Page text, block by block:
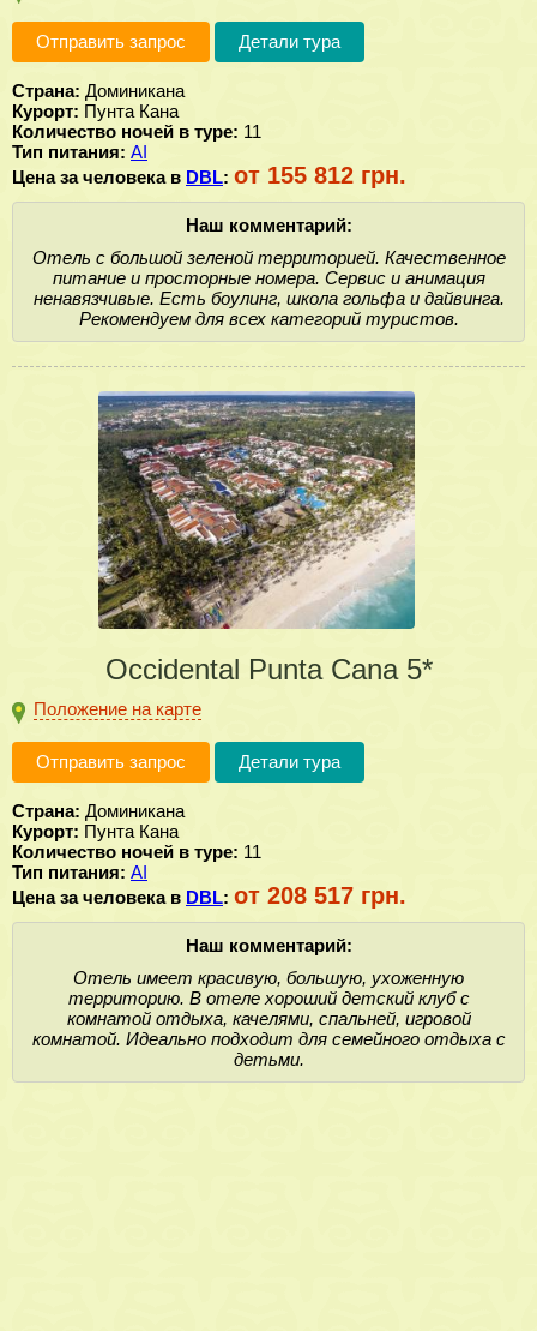
Отправить запрос Детали тура
Страна: Доминикана
Курорт: Пунта Кана
Количество ночей в туре: 11
Тип питания: AI
Цена за человека в DBL: от 155 812 грн.
Наш комментарий:
Отель с большой зеленой территорией. Качественное
питание и просторные номера. Сервис и анимация
ненавязчивые. Есть боулинг, школа гольфа и дайвинга.
Рекомендуем для всех категорий туристов.
Occidental Punta Cana 5*
Положение на карте
Отправить запрос Детали тура
Страна: Доминикана
Курорт: Пунта Кана
Количество ночей в туре: 11
Тип питания: AI
Цена за человека в DBL: от 208 517 грн.
Наш комментарий:
Отель имеет красивую, большую, ухоженную
территорию. В отеле хороший детский клуб с
комнатой отдыха, качелями, спальней, игровой
комнатой. Идеально подходит для семейного отдыха с
детьми.